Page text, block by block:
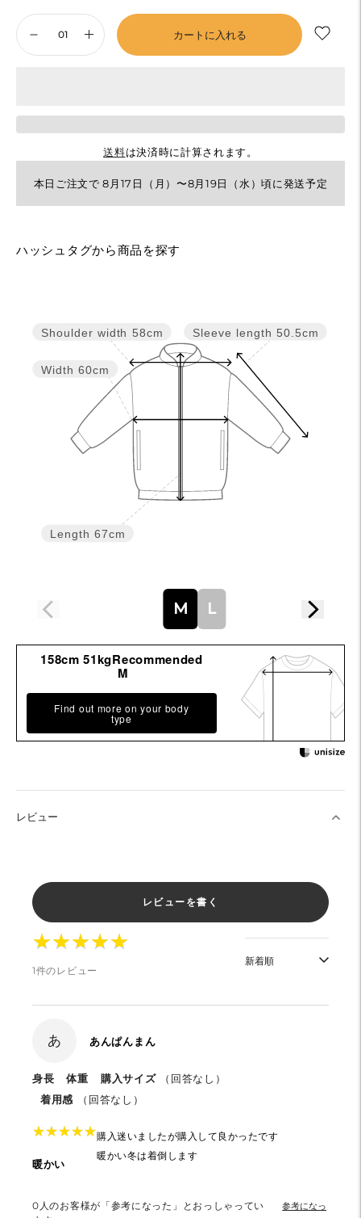
常
格
カートに入れる
送料は決済時に計算されます。
本日ご注文で 8月17日（月）〜8月19日（水）頃に発送予定
カ
ハッシュタグから商品を探す
Sleeve length 50.5cm
Length 67cm
Width 60cm
Shoulder width 58cm
M L
158cm 51kgRecommended
M
Find out more on your body
type
レビュー
レビューを書く
★★★★★
★★★★★
1件のレビュー
あ あんぱんまん
身長 体重 購入サイズ
（回答なし）
着用感
（回答なし）
★★★★★
★★★★★
暖かい
購入迷いましたが購入して良かったです
暖かい冬は着倒します
0 人のお客様が「参考になった」とおっしゃってい
参考になっ